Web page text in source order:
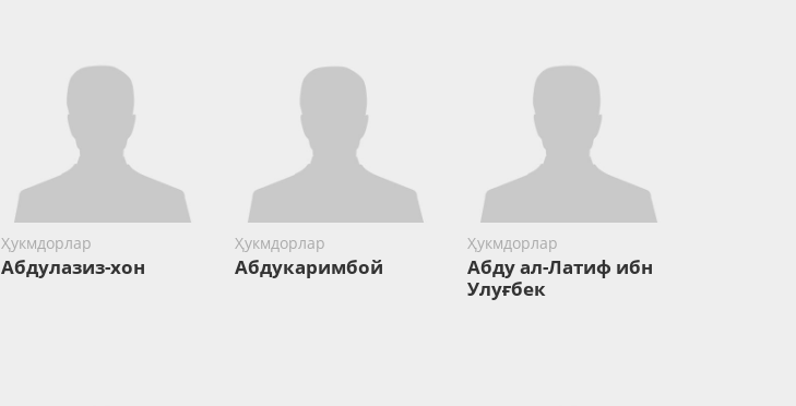
Ҳукмдорлар
Абдулазиз-хон
Ҳукмдорлар
Абдукаримбой
Ҳукмдорлар
Абду ал-Латиф ибн
Улуғбек